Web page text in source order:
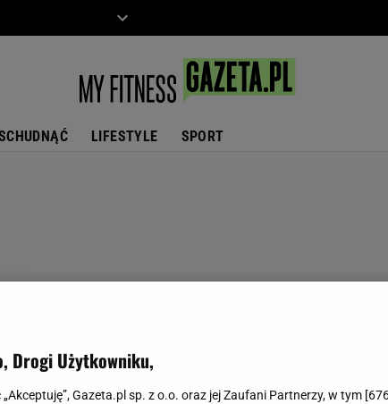
LIFESTYLE SPORT
Drogi Użytkowniku,
Gazeta.pl sp. z o.o. oraz jej Zaufani Partnerzy, w tym [